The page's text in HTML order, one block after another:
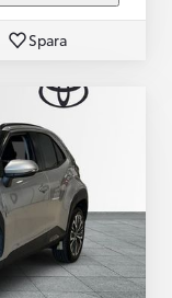
Spara